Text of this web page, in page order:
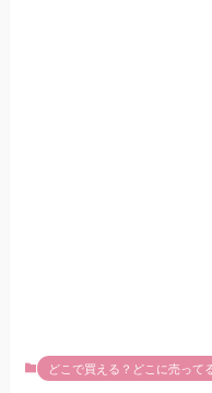
どこで買える？どこに売って